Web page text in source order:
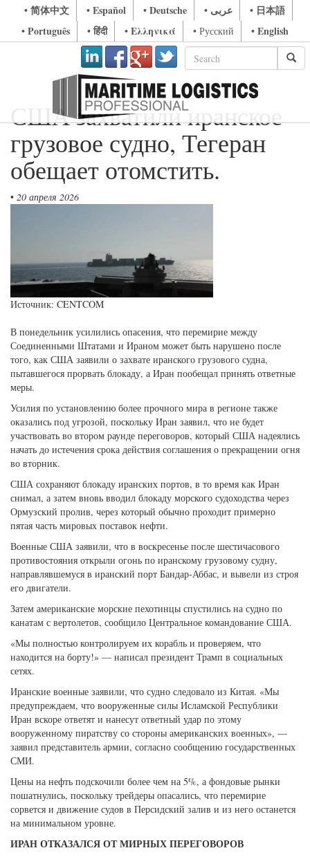
• 简体中文 • Español • Deutsche • عربى
• 日本語
• Português
• हिंदी • Ελληνικά • Русский • English
США захватили иранское
грузовое судно, Тегеран
обещает отомстить.
• 20 апреля 2026
Источник: CENTCOM
В понедельник усилились опасения, что перемирие между
Соединенными Штатами и Ираном может быть нарушено после
того, как США заявили о захвате иранского грузового судна,
пытавшегося прорвать блокаду, а Иран пообещал принять ответные
меры.
Усилия по установлению более прочного мира в регионе также
оказались под угрозой, поскольку Иран заявил, что не будет
участвовать во втором раунде переговоров, который США надеялись
начать до истечения срока действия соглашения о прекращении огня
во вторник.
США сохраняют блокаду иранских портов, в то время как Иран
снимал, а затем вновь вводил блокаду морского судоходства через
Ормузский пролив, через который обычно проходит примерно
пятая часть мировых поставок нефти.
Военные США заявили, что в воскресенье после шестичасового
противостояния открыли огонь по иранскому грузовому судну,
направлявшемуся в иранский порт Бандар-Аббас, и вывели из строя
его двигатели.
Затем американские морские пехотинцы спустились на судно по
канатам с вертолетов, сообщило Центральное командование США.
«Мы полностью контролируем их корабль и проверяем, что
находится на борту!» — написал президент Трамп в социальных
сетях.
Иранские военные заявили, что судно следовало из Китая. «Мы
предупреждаем, что вооруженные силы Исламской Республики
Иран вскоре ответят и нанесут ответный удар по этому
вооруженному пиратству со стороны американских военных», —
заявил представитель армии, согласно сообщению государственных
СМИ.
Цены на нефть подскочили более чем на 5%, а фондовые рынки
пошатнулись, поскольку трейдеры опасались, что перемирие
сорвется и движение судов в Персидский залив и из него останется
на минимальном уровне.
ИРАН ОТКАЗАЛСЯ ОТ МИРНЫХ ПЕРЕГОВОРОВ